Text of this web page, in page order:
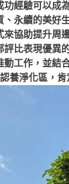
經驗可以成
永續的美好
協助提升周
比表現優異
工作，並結
養淨化區，